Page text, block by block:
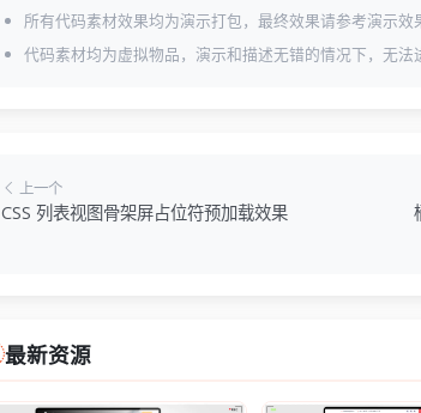
所有代码素材效果均为演示打包，最终效果请参考演示效
代码素材均为虚拟物品，演示和描述无错的情况下，无法
上一个
CSS 列表视图骨架屏占位符预加载效果
最新资源